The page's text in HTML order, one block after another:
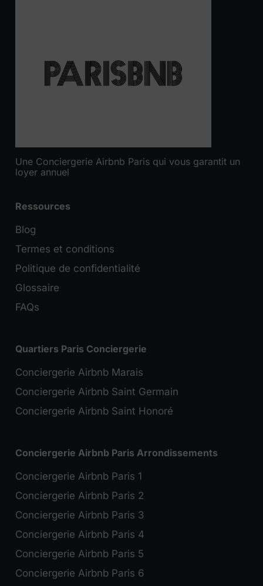
Une Conciergerie Airbnb Paris qui vous garantit un
loyer annuel
Ressources
Blog
Termes et conditions
Politique de confidentialité
Glossaire
FAQs
Quartiers Paris Conciergerie
Conciergerie Airbnb Marais
Conciergerie Airbnb Saint Germain
Conciergerie Airbnb Saint Honoré
Conciergerie Airbnb Paris Arrondissements
Conciergerie Airbnb Paris 1
Conciergerie Airbnb Paris 2
Conciergerie Airbnb Paris 3
Conciergerie Airbnb Paris 4
Conciergerie Airbnb Paris 5
Conciergerie Airbnb Paris 6